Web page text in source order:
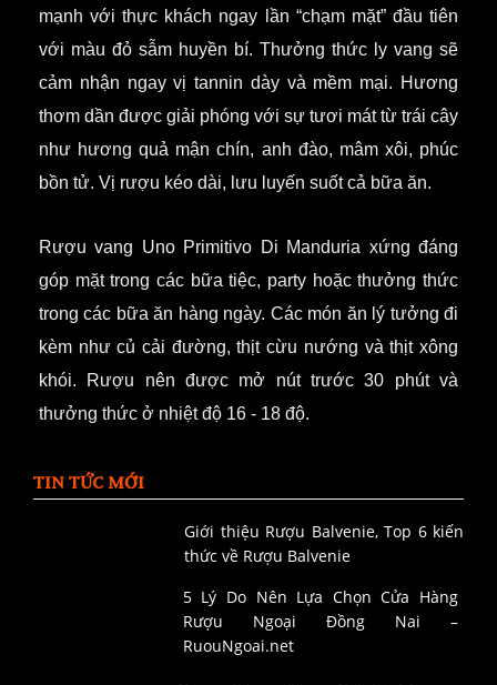
mạnh với thực khách ngay lần “chạm mặt” đầu tiên
với màu đỏ sẫm huyền bí. Thưởng thức ly vang sẽ
cảm nhận ngay vị tannin dày và mềm mại. Hương
thơm dần được giải phóng với sự tươi mát từ trái cây
như hương quả mận chín, anh đào, mâm xôi, phúc
bồn tử. Vị rượu kéo dài, lưu luyến suốt cả bữa ăn.
Rượu vang Uno Primitivo Di Manduria xứng đáng
góp mặt trong các bữa tiệc, party hoặc thưởng thức
trong các bữa ăn hàng ngày. Các món ăn lý tưởng đi
kèm như củ cải đường, thịt cừu nướng và thịt xông
khói. Rượu nên được mở nút trước 30 phút và
thưởng thức ở nhiệt độ 16 - 18 độ.
TIN TỨC MỚI
Giới thiệu Rượu Balvenie, Top 6 kiến
thức về Rượu Balvenie
5 Lý Do Nên Lựa Chọn Cửa Hàng
Rượu Ngoại Đồng Nai –
RuouNgoai.net